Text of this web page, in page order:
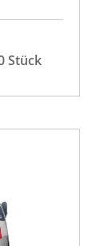
Stück